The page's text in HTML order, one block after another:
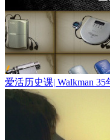
爱活历史课| Walkman